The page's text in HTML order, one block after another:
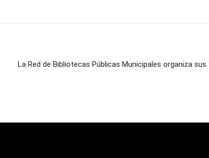
La Red de Bibliotecas Públicas Municipales organiza sus